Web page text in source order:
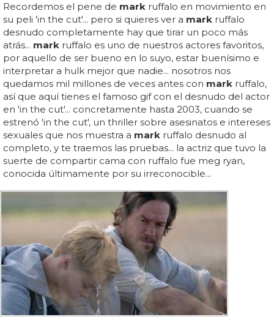
Recordemos el pene de mark ruffalo en movimiento en
su peli 'in the cut'... pero si quieres ver a mark ruffalo
desnudo completamente hay que tirar un poco más
atrás... mark ruffalo es uno de nuestros actores favoritos,
por aquello de ser bueno en lo suyo, estar buenísimo e
interpretar a hulk mejor que nadie... nosotros nos
quedamos mil millones de veces antes con mark ruffalo,
así que aquí tienes el famoso gif con el desnudo del actor
en 'in the cut'... concretamente hasta 2003, cuando se
estrenó 'in the cut', un thriller sobre asesinatos e intereses
sexuales que nos muestra a mark ruffalo desnudo al
completo, y te traemos las pruebas... la actriz que tuvo la
suerte de compartir cama con ruffalo fue meg ryan,
conocida últimamente por su irreconocible...